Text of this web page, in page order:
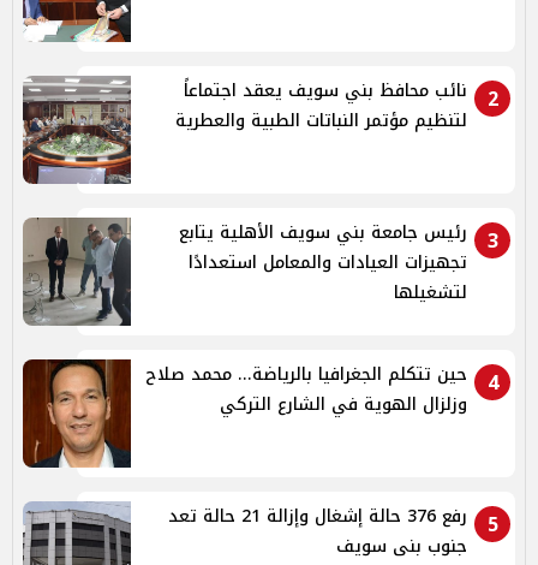
2
نائب محافظ بني سويف يعقد اجتماعاً
لتنظيم مؤتمر النباتات الطبية والعطرية
3
رئيس جامعة بني سويف الأهلية يتابع
تجهيزات العيادات والمعامل استعدادًا
لتشغيلها
4
حين تتكلم الجغرافيا بالرياضة... محمد صلاح
وزلزال الهوية في الشارع التركي
5
رفع 376 حالة إشغال وإزالة 21 حالة تعد
جنوب بنى سويف